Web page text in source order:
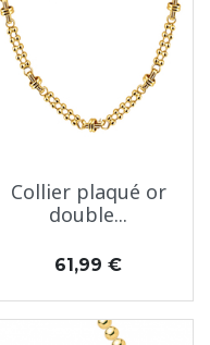
Collier plaqué or
double...
Prix
61,99 €